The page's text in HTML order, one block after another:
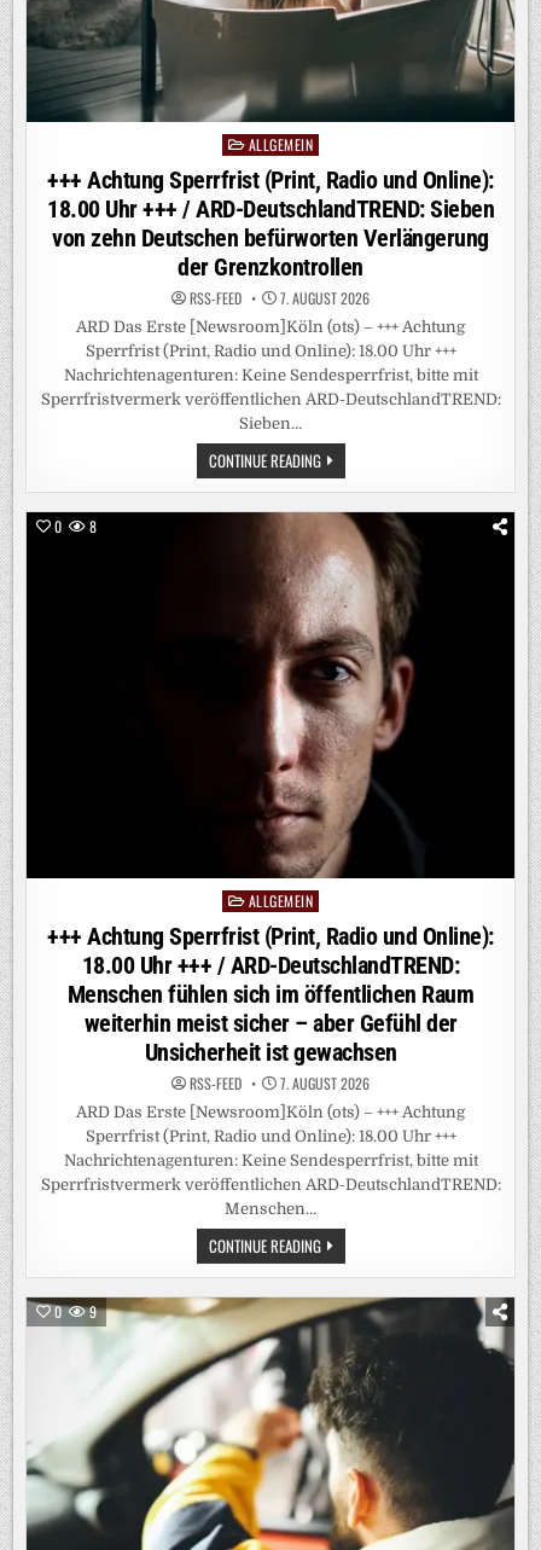
Posted
in
ALLGEMEIN
+++ Achtung Sperrfrist (Print, Radio und Online):
18.00 Uhr +++ / ARD-DeutschlandTREND: Sieben
von zehn Deutschen befürworten Verlängerung
der Grenzkontrollen
RSS-FEED 7. AUGUST 2026
ARD Das Erste [Newsroom]Köln (ots) – +++ Achtung
Sperrfrist (Print, Radio und Online): 18.00 Uhr +++
Nachrichtenagenturen: Keine Sendesperrfrist, bitte mit
Sperrfristvermerk veröffentlichen ARD-DeutschlandTREND:
Sieben…
CONTINUE READING+++
ACHTUNG
SPERRFRIST
(PRINT,
RADIO
ONLINE):
18.00
UHR
+++
/
ARD-
DEUTSCHLANDTREND:
SIEBEN
VON
ZEHN
DEUTSCHEN
BEFÜRWORTEN
VERLÄNGERUNG
DER
GRENZKONTROLLEN
0 8
Posted
in
ALLGEMEIN
+++ Achtung Sperrfrist (Print, Radio und Online):
18.00 Uhr +++ / ARD-DeutschlandTREND:
Menschen fühlen sich im öffentlichen Raum
weiterhin meist sicher – aber Gefühl der
Unsicherheit ist gewachsen
RSS-FEED 7. AUGUST 2026
ARD Das Erste [Newsroom]Köln (ots) – +++ Achtung
Sperrfrist (Print, Radio und Online): 18.00 Uhr +++
Nachrichtenagenturen: Keine Sendesperrfrist, bitte mit
Sperrfristvermerk veröffentlichen ARD-DeutschlandTREND:
Menschen…
CONTINUE READING+++
ACHTUNG
SPERRFRIST
RADIO
UND
ONLINE):
18.00
UHR
+++
/
ARD-
DEUTSCHLANDTREND:
MENSCHEN
FÜHLEN
SICH
IM
ÖFFENTLICHEN
RAUM
WEITERHIN
0 9